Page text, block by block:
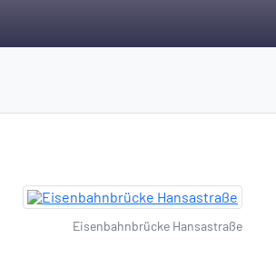
Eisenbahnbrücke Hansastraße